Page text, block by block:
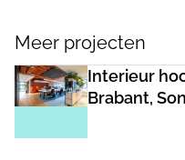
Meer projecten
Interieur
Brabant,